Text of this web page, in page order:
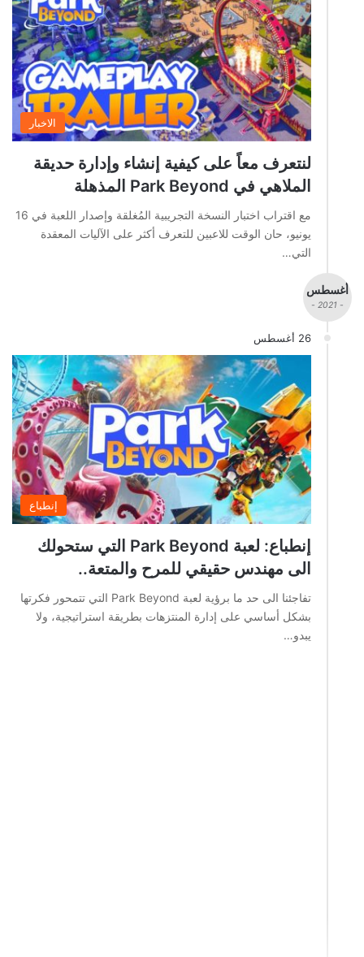
الاخبار
لنتعرف معاً على كيفية إنشاء وإدارة حديقة
الملاهي في Park Beyond المذهلة
مع اقتراب اختبار النسخة التجريبية المُغلقة وإصدار اللعبة في 16
يونيو، حان الوقت للاعبين للتعرف أكثر على الآليات المعقدة
التي…
أغسطس
- 2021 -
26 أغسطس
إنطباع
إنطباع: لعبة Park Beyond التي ستحولك
الى مهندس حقيقي للمرح والمتعة..
تفاجئنا الى حد ما برؤية لعبة Park Beyond التي تتمحور فكرتها
بشكل أساسي على إدارة المنتزهات بطريقة استراتيجية، ولا
يبدو…